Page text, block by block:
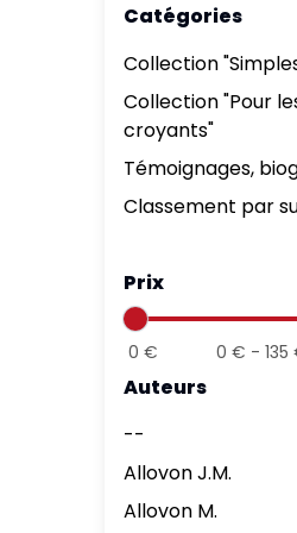
Nouveaux
Autres extraits
+ de 15 ans
Catégories
Collection
Collection "Pour
croyants"
Témoignages,
Classement par
Prix
0 € 0 € -135
Auteurs
--
Allovon J.M.
Allovon M.